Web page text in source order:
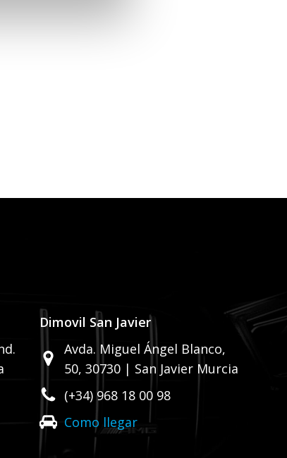
Dimovil San Javier
Avda. Miguel Ángel Blanco,
50, 30730 | San Javier Murcia
(+34) 968 18 00 98
Como llegar